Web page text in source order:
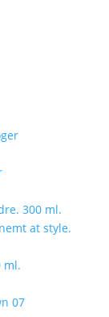
129,00.
ml.
07